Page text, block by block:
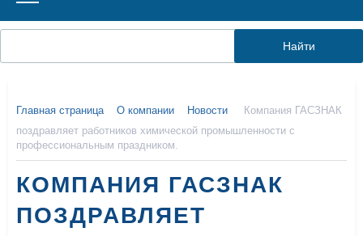
Найти
Главная страница О компании Новости
Компания ГАСЗНАК
поздравляет работников химической промышленности с
профессиональным праздником.
КОМПАНИЯ ГАСЗНАК
ПОЗДРАВЛЯЕТ